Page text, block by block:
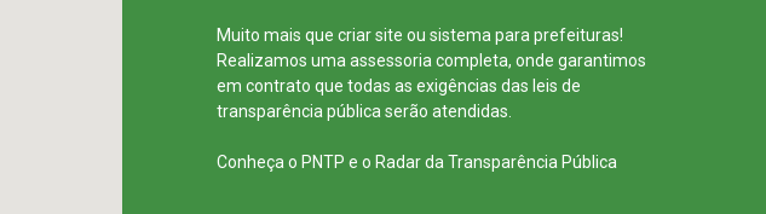
Muito mais que criar site ou sistema para prefeituras!
Realizamos uma assessoria completa, onde garantimos
em contrato que todas as exigências das leis de
transparência pública serão atendidas.
Conheça o PNTP e o Radar da Transparência Pública